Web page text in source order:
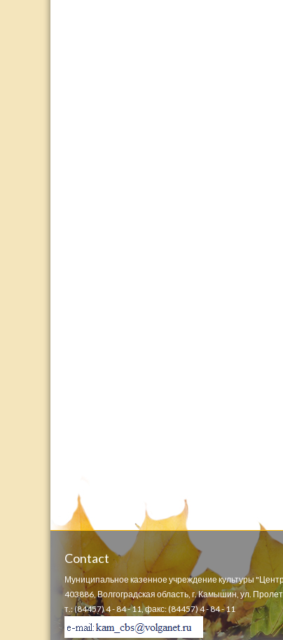
Contact
Муниципальное казенное учреждение культуры
403886, Волгоградская область, г. Камышин, ул.
т.: (84457) 4 - 84 - 11, факс: (84457) 4 - 84 - 11